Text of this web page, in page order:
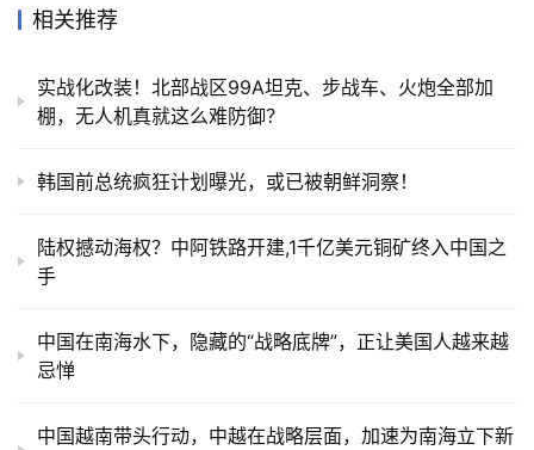
相关推荐
实战化改装！北部战区99A坦克、步战车、火炮全部加
棚，无人机真就这么难防御？
韩国前总统疯狂计划曝光，或已被朝鲜洞察！
陆权撼动海权？中阿铁路开建,1千亿美元铜矿终入中国之
手
中国在南海水下，隐藏的“战略底牌”，正让美国人越来越
忌惮
中国越南带头行动，中越在战略层面，加速为南海立下新